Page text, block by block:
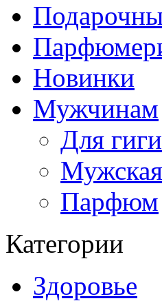
Новинки
Мужчинам
Для
Парфюм
Категории
Здоровье